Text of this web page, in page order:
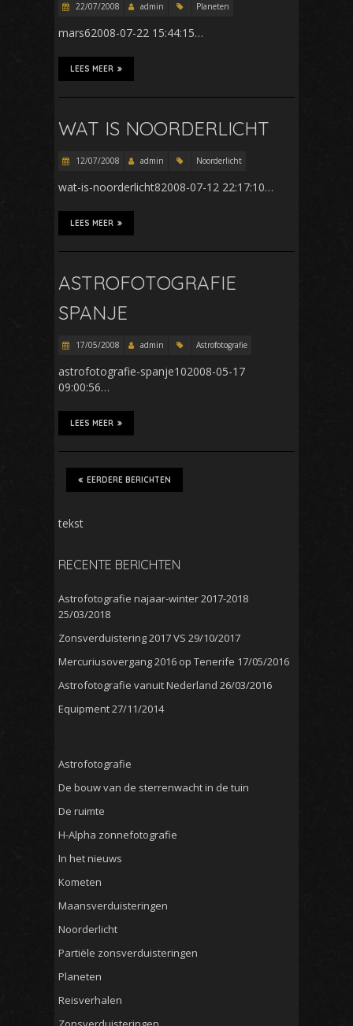
22/07/2008 admin Planeten
mars62008-07-22 15:44:15…
LEES MEER
WAT IS NOORDERLICHT
12/07/2008 admin Noorderlicht
wat-is-noorderlicht82008-07-12 22:17:10…
LEES MEER
ASTROFOTOGRAFIE
SPANJE
17/05/2008 admin Astrofotografie
astrofotografie-spanje102008-05-17
09:00:56…
LEES MEER
EERDERE BERICHTEN
tekst
RECENTE BERICHTEN
Astrofotografie najaar-winter 2017-2018
25/03/2018
Zonsverduistering 2017 VS 29/10/2017
Mercuriusovergang 2016 op Tenerife 17/05/2016
Astrofotografie vanuit Nederland 26/03/2016
Equipment27/11/2014
Astrofotografie
De bouw van de sterrenwacht in de tuin
De ruimte
H-Alpha zonnefotografie
In het nieuws
Kometen
Maansverduisteringen
Noorderlicht
Partiële zonsverduisteringen
Planeten
Reisverhalen